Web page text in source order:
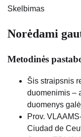
Skelbimas
Norėdami
Metodinės
Šis straipsnis
duomenimis –
duomenys
Prov.
Ciudad de